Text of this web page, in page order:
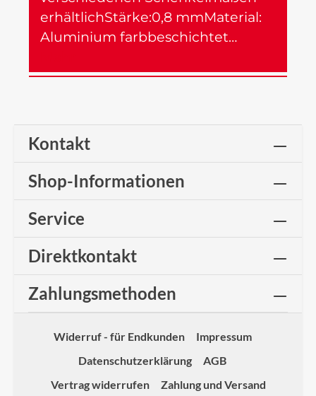
erhältlichStärke:0,8 mmMaterial:
Aluminium farbbeschichtet…
Kontakt
Shop-Informationen
Service
Direktkontakt
Zahlungsmethoden
Widerruf - für Endkunden
Impressum
Datenschutzerklärung
AGB
Vertrag widerrufen
Zahlung und Versand